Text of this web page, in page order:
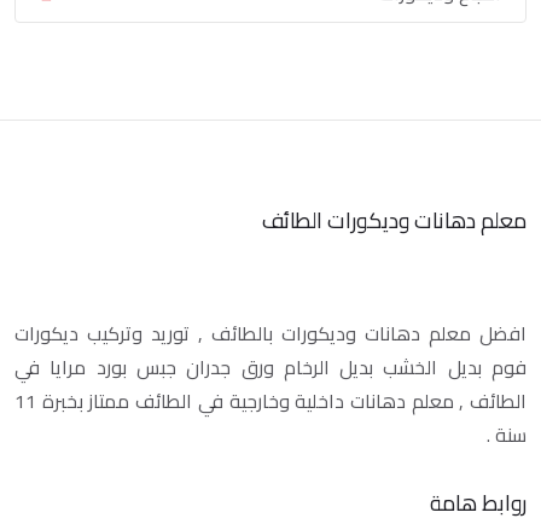
معلم دهانات وديكورات الطائف
افضل معلم دهانات وديكورات بالطائف , توريد وتركيب ديكورات
فوم بديل الخشب بديل الرخام ورق جدران جبس بورد مرايا في
الطائف , معلم دهانات داخلية وخارجية في الطائف ممتاز بخبرة 11
سنة .
روابط هامة